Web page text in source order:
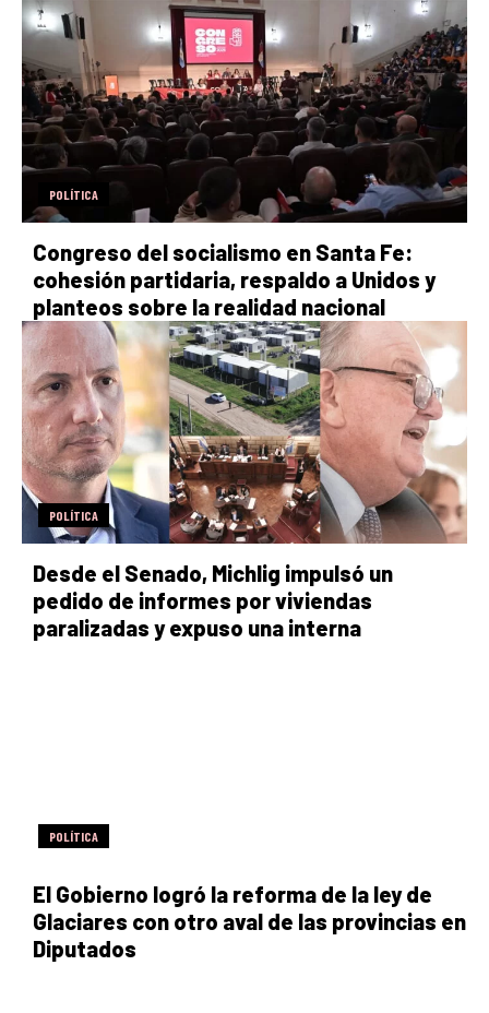
POLÍTICA
Congreso del socialismo en Santa Fe:
cohesión partidaria, respaldo a Unidos y
planteos sobre la realidad nacional
POLÍTICA
Desde el Senado, Michlig impulsó un
pedido de informes por viviendas
paralizadas y expuso una interna
POLÍTICA
El Gobierno logró la reforma de la ley de
Glaciares con otro aval de las provincias en
Diputados